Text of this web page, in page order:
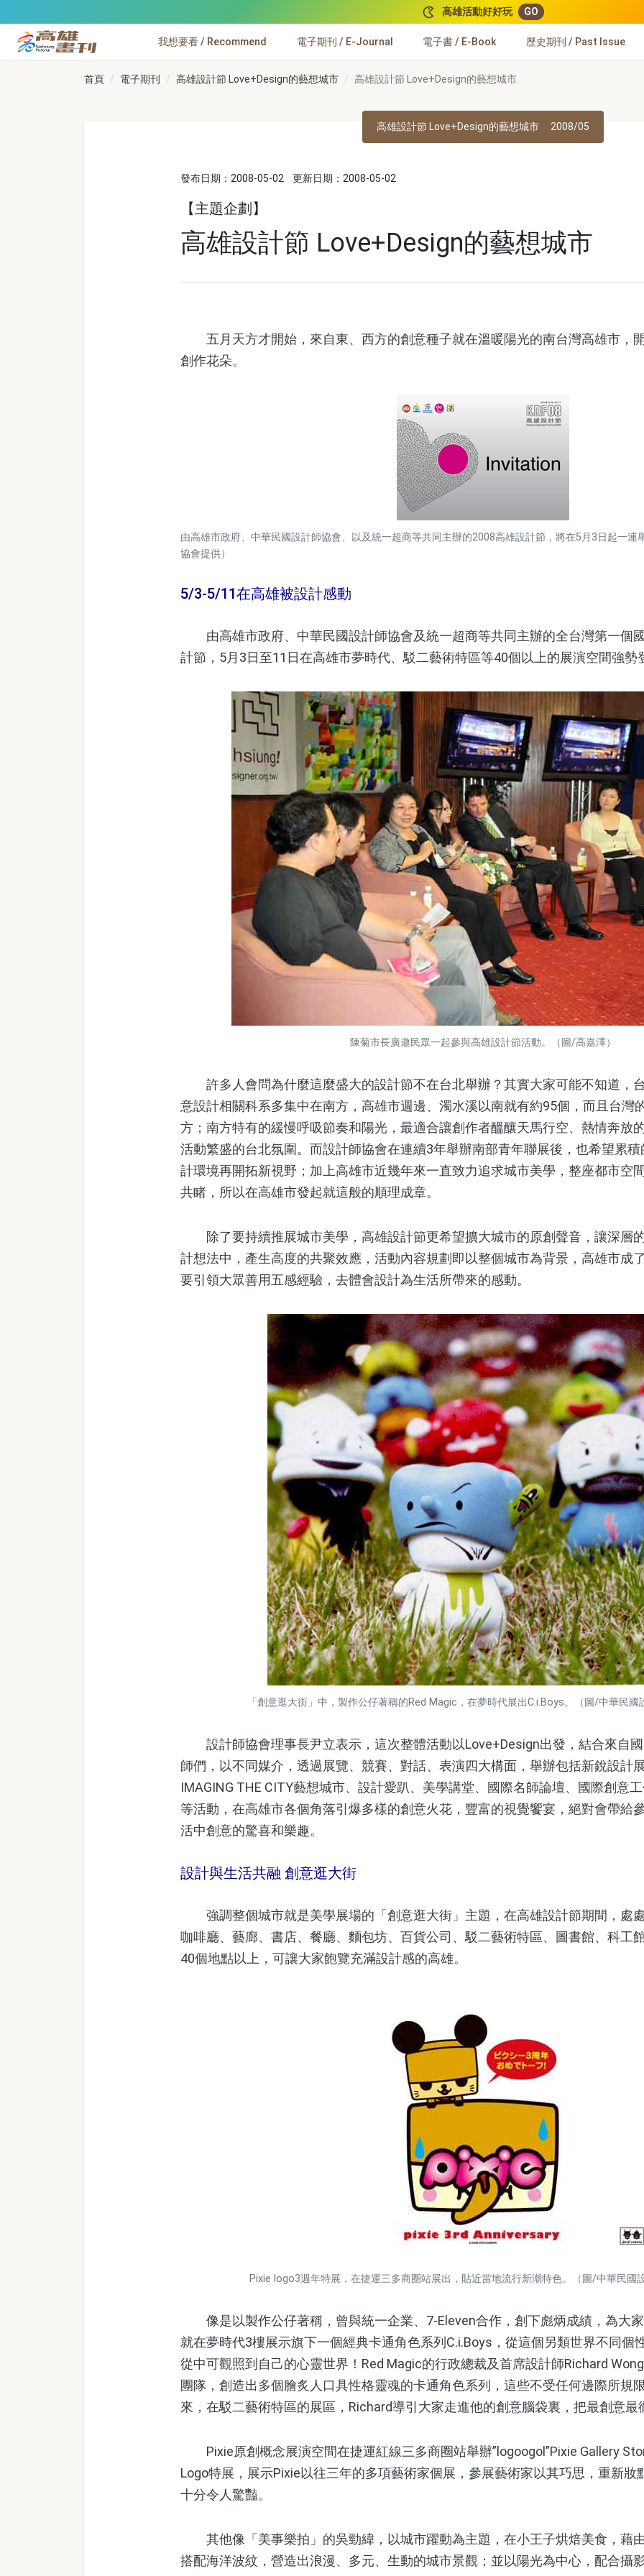
高雄活動好好玩 GO
高雄畫刊
我想要看 / Recommend 電子期刊 / E-Journal 電子書 / E-Book 歷史期刊 / Past Issue
首頁 電子期刊 高雄設計節 Love+Design的藝想城市 高雄設計節 Love+Design的藝想城市
高雄設計節 Love+Design的藝想城市 2008/05
發布日期：2008-05-02 更新日期：2008-05-02
【主題企劃】
高雄設計節 Love+Design的藝想城市
五月天方才開始，來自東、西方的創意種子就在溫暖陽光的南台灣高雄市，
創作花朵。
由高雄市政府、中華民國設計師協會、以及統一超商等共同主辦的2008高雄設計節，將在5月3日起一
協會提供）
5/3-5/11在高雄被設計感動
由高雄市政府、中華民國設計師協會及統一超商等共同主辦的全台灣第一個
計節，5月3日至11日在高雄市夢時代、駁二藝術特區等40個以上的展演空間強勢
陳菊市長廣邀民眾一起參與高雄設計節活動。（圖/高嘉澤）
許多人會問為什麼這麼盛大的設計節不在台北舉辦？其實大家可能不知道，
意設計相關科系多集中在南方，高雄市週邊、濁水溪以南就有約95個，而且台灣
方；南方特有的緩慢呼吸節奏和陽光，最適合讓創作者醞釀天馬行空、熱情奔放
活動繁盛的台北氛圍。而設計師協會在連續3年舉辦南部青年聯展後，也希望累
計環境再開拓新視野；加上高雄市近幾年來一直致力追求城市美學，整座都市空
共睹，所以在高雄市發起就這般的順理成章。
除了要持續推展城市美學，高雄設計節更希望擴大城市的原創聲音，讓深層
計想法中，產生高度的共聚效應，活動內容規劃即以整個城市為背景，高雄市成
要引領大眾善用五感經驗，去體會設計為生活所帶來的感動。
「創意逛大街」中，製作公仔著稱的Red Magic，在夢時代展出C.i.Boys。（圖/中華民國
設計師協會理事長尹立表示，這次整體活動以Love+Design出發，結合來自
師們，以不同媒介，透過展覽、競賽、對話、表演四大構面，舉辦包括新銳設計
IMAGING THE CITY藝想城市、設計愛趴、美學講堂、國際名師論壇、國際創意
等活動，在高雄市各個角落引爆多樣的創意火花，豐富的視覺饗宴，絕對會帶給
活中創意的驚喜和樂趣。
設計與生活共融 創意逛大街
強調整個城市就是美學展場的「創意逛大街」主題，在高雄設計節期間，處
咖啡廳、藝廊、書店、餐廳、麵包坊、百貨公司、駁二藝術特區、圖書館、科工
40個地點以上，可讓大家飽覽充滿設計感的高雄。
Pixie logo3週年特展，在捷運三多商圈站展出，貼近當地流行新潮特色。（圖/中華民國
像是以製作公仔著稱，曾與統一企業、7-Eleven合作，創下彪炳成績，為大
就在夢時代3樓展示旗下一個經典卡通角色系列C.i.Boys，從這個另類世界不同個
從中可觀照到自己的心靈世界！Red Magic的行政總裁及首席設計師Richard
團隊，創造出多個膾炙人口具性格靈魂的卡通角色系列，這些不受任何邊際所規
來，在駁二藝術特區的展區，Richard導引大家走進他的創意腦袋裏，把最創意
Pixie原創概念展演空間在捷運紅線三多商圈站舉辦”logoogol”Pixie Gallery
Logo特展，展示Pixie以往三年的多項藝術家個展，參展藝術家以其巧思，重新妝
十分令人驚豔。
其他像「美事樂拍」的吳勁緯，以城市躍動為主題，在小王子烘焙美食，藉
搭配海洋波紋，營造出浪漫、多元、生動的城市景觀；並以陽光為中心，配合攝